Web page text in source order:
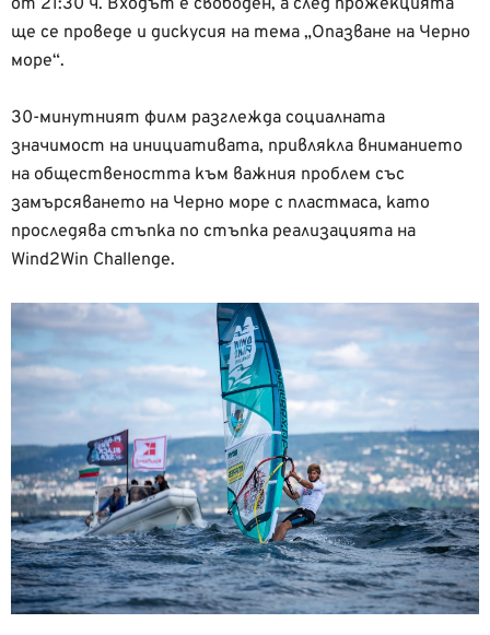
ще се проведе и дискусия на тема „Опазване на Черно
море“.
30-минутният филм разглежда социалната
значимост на инициативата, привлякла вниманието
на обществеността към важния проблем със
замърсяването на Черно море с пластмаса, като
проследява стъпка по стъпка реализацията на
Wind2Win Challenge.